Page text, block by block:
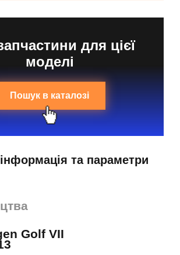
для цієї
моделі
Пошук в каталозі
та параметри
Golf VII